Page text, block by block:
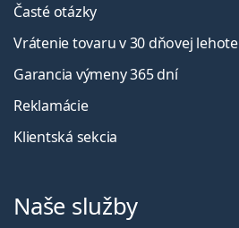
Časté otázky
Vrátenie tovaru v 30 dňovej lehote
Garancia výmeny 365 dní
Reklamácie
Klientská sekcia
Naše služby